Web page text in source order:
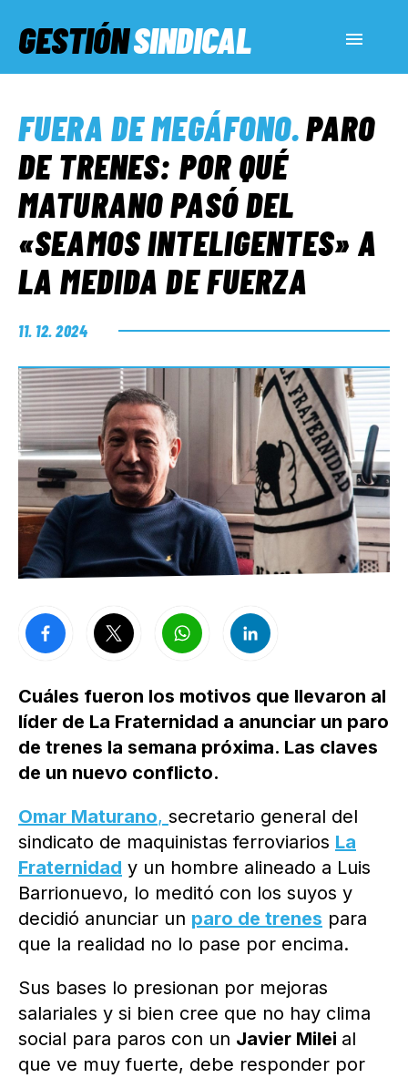
GESTIÓNSINDICAL
SERVICIOS SOCIALES
INFORMES ESPECIALES
FUERA DE MEGÁFONO
EL LADO «G»
FUERA DE MEGÁFONO.PARO
DE TRENES: POR QUÉ
MATURANO PASÓ DEL
«SEAMOS INTELIGENTES» A
LA MEDIDA DE FUERZA
11. 12. 2024
Cuáles fueron los motivos que llevaron al
líder de La Fraternidad a anunciar un paro
de trenes la semana próxima. Las claves
de un nuevo conflicto.
Omar Maturano, secretario general del
sindicato de maquinistas ferroviarios La
Fraternidad y un hombre alineado a Luis
Barrionuevo, lo meditó con los suyos y
decidió anunciar un paro de trenes para
que la realidad no lo pase por encima.
Sus bases lo presionan por mejoras
salariales y si bien cree que no hay clima
social para paros con un Javier Milei al
que ve muy fuerte, debe responder por